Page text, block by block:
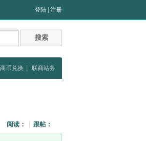
登陆 注册
币兑换 联商站务
阅读： | 跟帖：